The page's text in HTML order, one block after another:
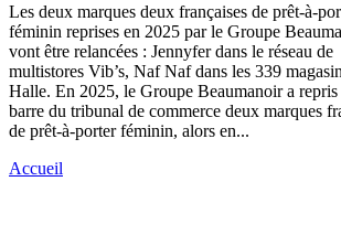
Les deux marques deux françaises de prêt-à-
féminin reprises en 2025 par le Groupe
vont être relancées : Jennyfer dans le réseau de
multistores Vib’s, Naf Naf dans les 339
Halle. En 2025, le Groupe Beaumanoir a repris
barre du tribunal de commerce deux marques
de prêt-à-porter féminin, alors en...
Accueil